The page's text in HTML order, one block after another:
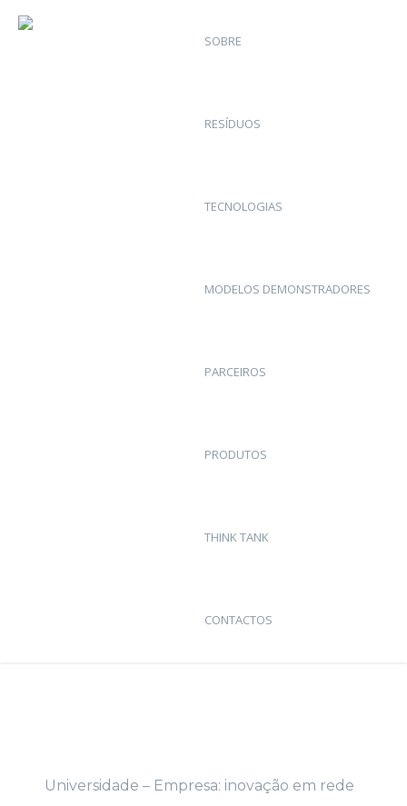
SOBRE
RESÍDUOS
TECNOLOGIAS
MODELOS DEMONSTRADORES
PARCEIROS
PRODUTOS
THINK TANK
CONTACTOS
Universidade – Empresa: inovação em rede